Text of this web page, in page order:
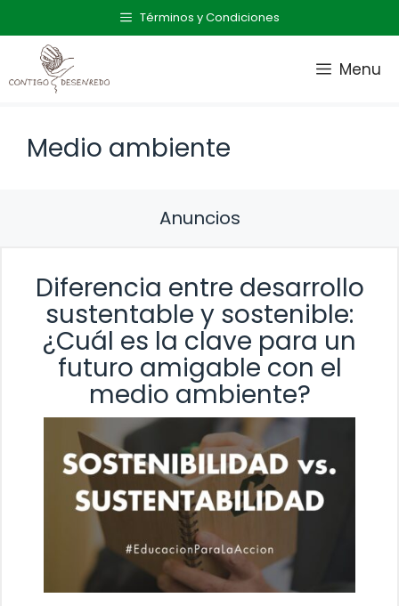
al
contenido
Términos y Condiciones
Menu
Medio ambiente
Anuncios
Diferencia entre desarrollo
sustentable y sostenible:
¿Cuál es la clave para un
futuro amigable con el
medio ambiente?